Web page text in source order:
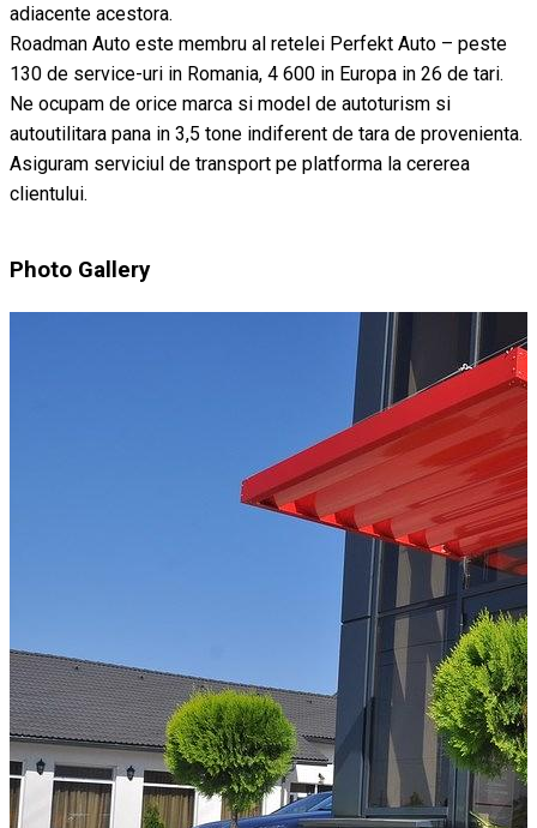
adiacente acestora.
Roadman Auto este membru al retelei Perfekt Auto – peste
130 de service-uri in Romania, 4 600 in Europa in 26 de tari.
Ne ocupam de orice marca si model de autoturism si
autoutilitara pana in 3,5 tone indiferent de tara de provenienta.
Asiguram serviciul de transport pe platforma la cererea
clientului.
Photo Gallery